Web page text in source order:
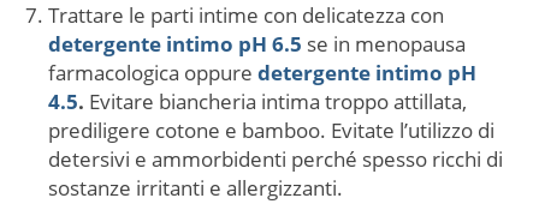
Trattare le parti intime con delicatezza con
detergente intimo pH 6.5 se in menopausa
farmacologica oppure detergente intimo pH
4.5. Evitare biancheria intima troppo attillata,
prediligere cotone e bamboo. Evitate l’utilizzo di
detersivi e ammorbidenti perché spesso ricchi di
sostanze irritanti e allergizzanti.